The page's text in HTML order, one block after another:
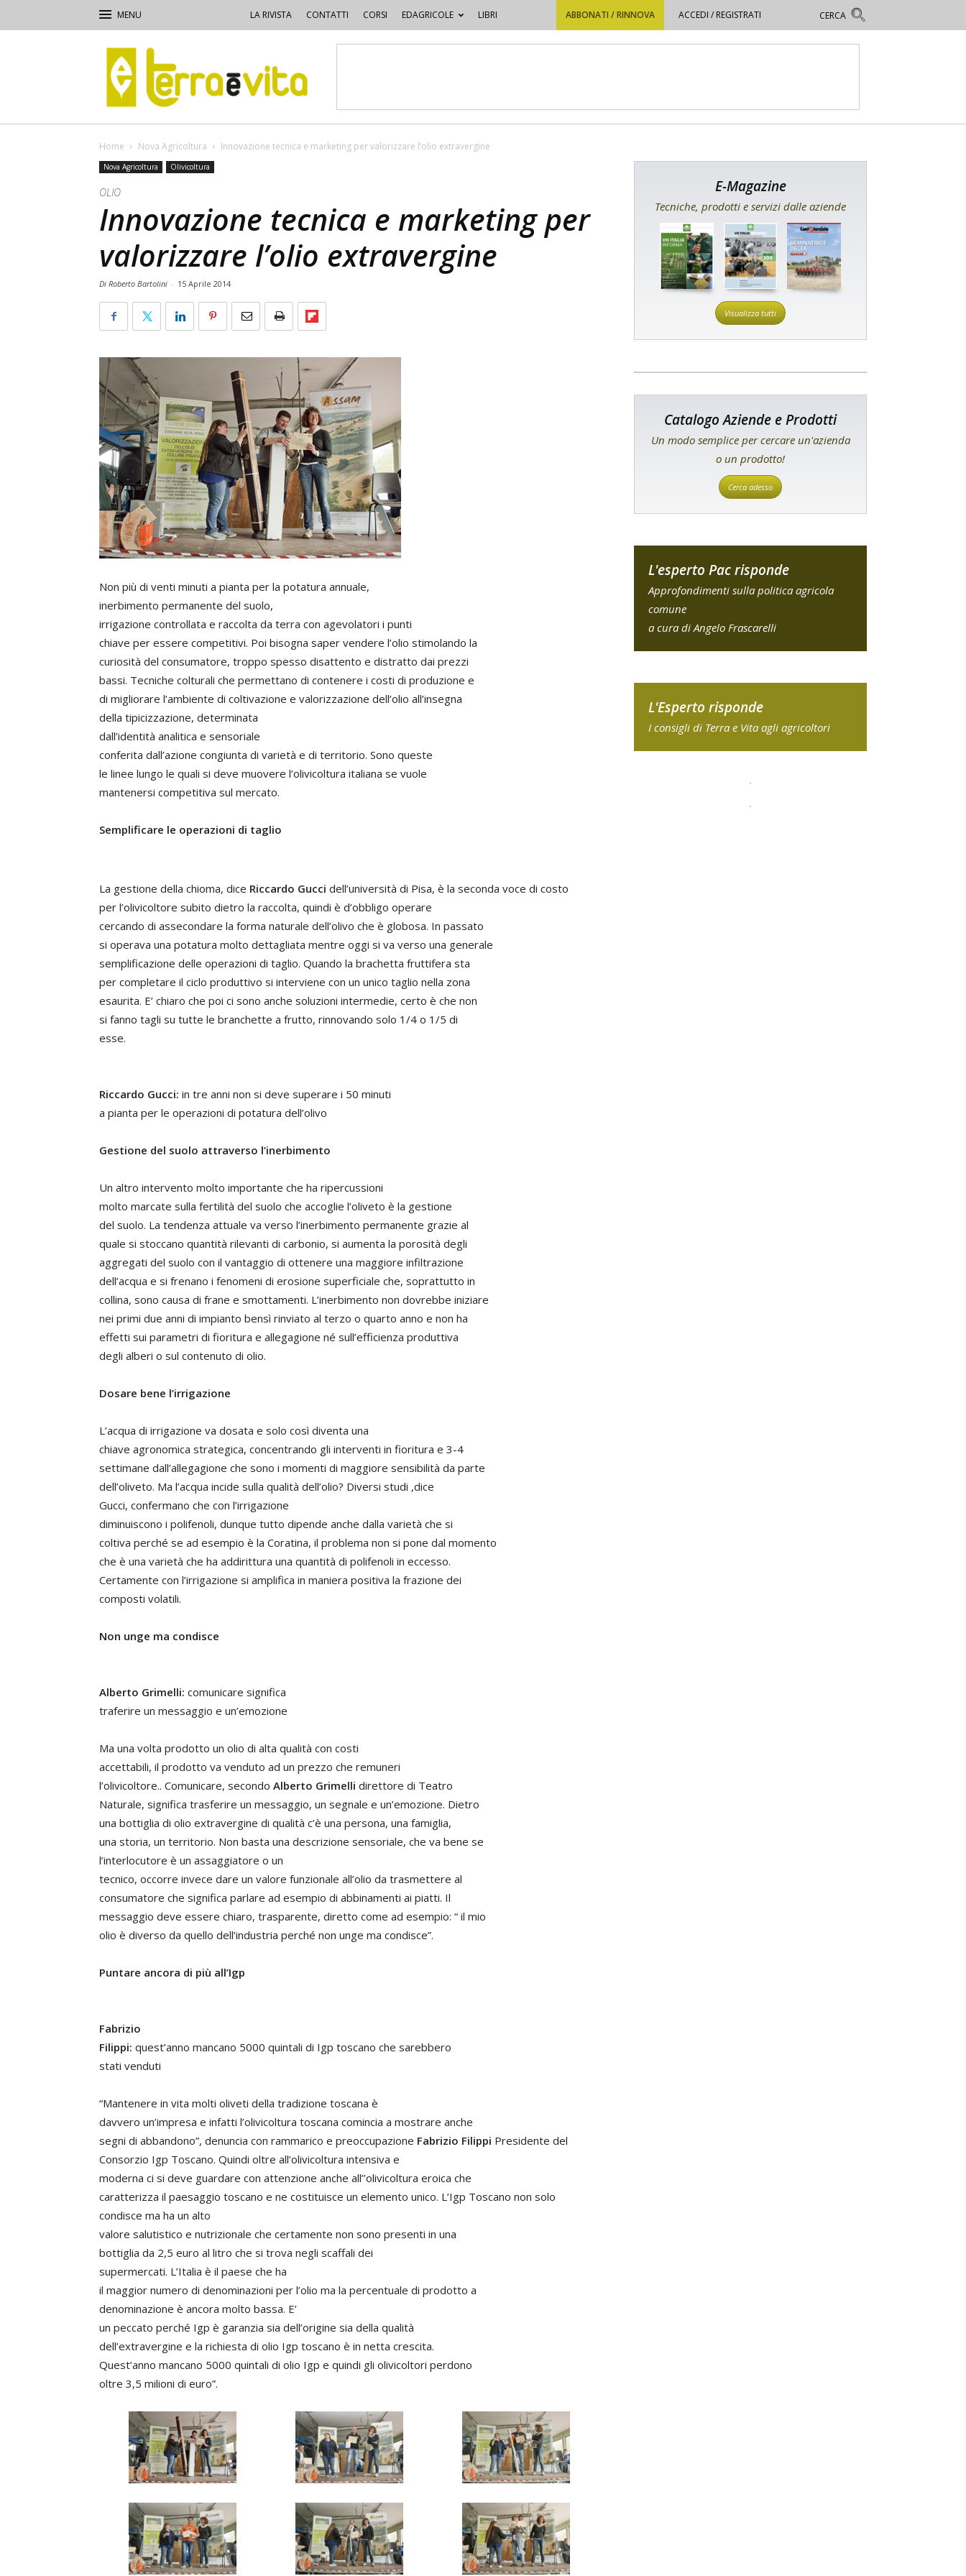
LA RIVISTA CONTATTI CORSI EDAGRICOLE LIBRI ABBONATI / RINNOVA ACCEDI / REGISTRATI
Terra
e
Vita
Home Nova Agricoltura Innovazione tecnica e marketing per valorizzare l’olio extravergine
Nova Agricoltura Olivicoltura
OLIO
Innovazione tecnica e marketing per
valorizzare l’olio extravergine
Di Roberto Bartolini - 15 Aprile 2014
Non più di venti minuti a pianta per la potatura annuale,
inerbimento permanente del suolo,
irrigazione controllata e raccolta da terra con agevolatori i punti
chiave per essere competitivi. Poi bisogna saper vendere l’olio stimolando la
curiosità del consumatore, troppo spesso disattento e distratto dai prezzi
bassi. Tecniche colturali che permettano di contenere i costi di produzione e
di migliorare l’ambiente di coltivazione e valorizzazione dell’olio all’insegna
della tipicizzazione, determinata
dall’identità analitica e sensoriale
conferita dall’azione congiunta di varietà e di territorio. Sono queste
le linee lungo le quali si deve muovere l’olivicoltura italiana se vuole
mantenersi competitiva sul mercato.
Semplificare le operazioni di taglio
La gestione della chioma, dice Riccardo Gucci dell’università di Pisa, è la seconda voce di costo
per l’olivicoltore subito dietro la raccolta, quindi è d’obbligo operare
cercando di assecondare la forma naturale dell’olivo che è globosa. In passato
si operava una potatura molto dettagliata mentre oggi si va verso una generale
semplificazione delle operazioni di taglio. Quando la brachetta fruttifera sta
per completare il ciclo produttivo si interviene con un unico taglio nella zona
esaurita. E’ chiaro che poi ci sono anche soluzioni intermedie, certo è che non
si fanno tagli su tutte le branchette a frutto, rinnovando solo 1/4 o 1/5 di
esse.
Riccardo Gucci: in tre anni non si deve superare i 50 minuti
a pianta per le operazioni di potatura dell’olivo
Gestione del suolo attraverso l’inerbimento
Un altro intervento molto importante che ha ripercussioni
molto marcate sulla fertilità del suolo che accoglie l’oliveto è la gestione
del suolo. La tendenza attuale va verso l’inerbimento permanente grazie al
quale si stoccano quantità rilevanti di carbonio, si aumenta la porosità degli
aggregati del suolo con il vantaggio di ottenere una maggiore infiltrazione
dell’acqua e si frenano i fenomeni di erosione superficiale che, soprattutto in
collina, sono causa di frane e smottamenti. L’inerbimento non dovrebbe iniziare
nei primi due anni di impianto bensì rinviato al terzo o quarto anno e non ha
effetti sui parametri di fioritura e allegagione né sull’efficienza produttiva
degli alberi o sul contenuto di olio.
Dosare bene l’irrigazione
L’acqua di irrigazione va dosata e solo così diventa una
chiave agronomica strategica, concentrando gli interventi in fioritura e 3-4
settimane dall’allegagione che sono i momenti di maggiore sensibilità da parte
dell’oliveto. Ma l’acqua incide sulla qualità dell’olio? Diversi studi ,dice
Gucci, confermano che con l’irrigazione
diminuiscono i polifenoli, dunque tutto dipende anche dalla varietà che si
coltiva perché se ad esempio è la Coratina, il problema non si pone dal momento
che è una varietà che ha addirittura una quantità di polifenoli in eccesso.
Certamente con l’irrigazione si amplifica in maniera positiva la frazione dei
composti volatili.
Non unge ma condisce
Alberto Grimelli: comunicare significa
traferire un messaggio e un’emozione
Ma una volta prodotto un olio di alta qualità con costi
accettabili, il prodotto va venduto ad un prezzo che remuneri
l’olivicoltore.. Comunicare, secondo Alberto Grimelli direttore di Teatro
Naturale, significa trasferire un messaggio, un segnale e un’emozione. Dietro
una bottiglia di olio extravergine di qualità c’è una persona, una famiglia,
una storia, un territorio. Non basta una descrizione sensoriale, che va bene se
l’interlocutore è un assaggiatore o un
tecnico, occorre invece dare un valore funzionale all’olio da trasmettere al
consumatore che significa parlare ad esempio di abbinamenti ai piatti. Il
messaggio deve essere chiaro, trasparente, diretto come ad esempio: “ il mio
olio è diverso da quello dell’industria perché non unge ma condisce”.
Puntare ancora di più all’Igp
Fabrizio
Filippi: quest’anno mancano 5000 quintali di Igp toscano che sarebbero
stati venduti
“Mantenere in vita molti oliveti della tradizione toscana è
davvero un’impresa e infatti l’olivicoltura toscana comincia a mostrare anche
segni di abbandono”, denuncia con rammarico e preoccupazione Fabrizio Filippi Presidente del
Consorzio Igp Toscano. Quindi oltre all’olivicoltura intensiva e
moderna ci si deve guardare con attenzione anche all’’olivicoltura eroica che
caratterizza il paesaggio toscano e ne costituisce un elemento unico. L’Igp Toscano non solo
condisce ma ha un alto
valore salutistico e nutrizionale che certamente non sono presenti in una
bottiglia da 2,5 euro al litro che si trova negli scaffali dei
supermercati. L’Italia è il paese che ha
il maggior numero di denominazioni per l’olio ma la percentuale di prodotto a
denominazione è ancora molto bassa. E’
un peccato perché Igp è garanzia sia dell’origine sia della qualità
dell’extravergine e la richiesta di olio Igp toscano è in netta crescita.
Quest’anno mancano 5000 quintali di olio Igp e quindi gli olivicoltori perdono
oltre 3,5 milioni di euro”.
E-Magazine
Tecniche, prodotti e servizi dalle aziende
Visualizza tutti
Catalogo Aziende e Prodotti
Un modo semplice per cercare un'azienda
o un prodotto!
Cerca adesso
L'esperto Pac risponde
Approfondimenti sulla politica agricola
comune
a cura di Angelo Frascarelli
L'Esperto risponde
I consigli di Terra e Vita agli agricoltori